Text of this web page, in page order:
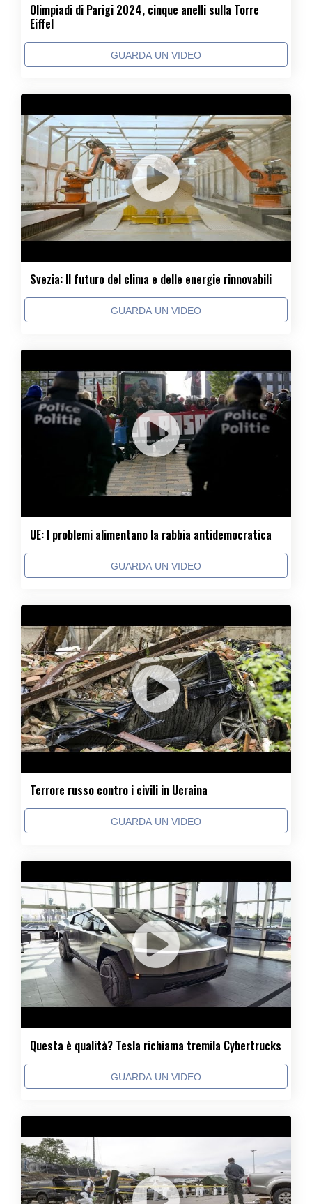
Olimpiadi di Parigi 2024, cinque anelli sulla Torre
Eiffel
GUARDA UN VIDEO
Svezia: Il futuro del clima e delle energie rinnovabili
GUARDA UN VIDEO
UE: I problemi alimentano la rabbia antidemocratica
GUARDA UN VIDEO
Terrore russo contro i civili in Ucraina
GUARDA UN VIDEO
Questa è qualità? Tesla richiama tremila Cybertrucks
GUARDA UN VIDEO